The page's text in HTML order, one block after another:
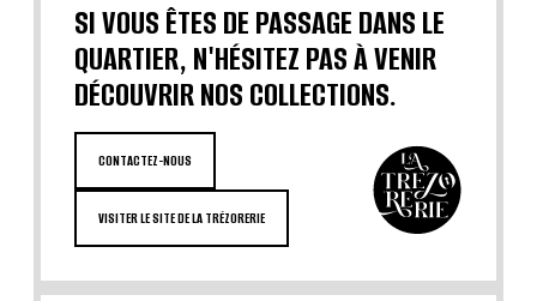
SI VOUS ÊTES DE PASSAGE DANS LE
QUARTIER, N'HÉSITEZ PAS À VENIR
DÉCOUVRIR NOS COLLECTIONS.
CONTACTEZ-NOUS
VISITER LE SITE DE LA TRÉZORERIE